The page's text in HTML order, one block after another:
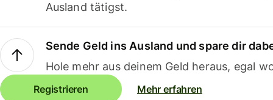
Ausland tätigst.
Sende Geld ins Ausland und spare dir
Hole mehr aus deinem Geld heraus, egal
Registrieren Mehr erfahren